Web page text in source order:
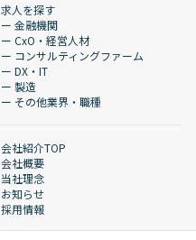
求人を探す
ー 金融機関
ー CxO・経営人材
ー コンサルティングファーム
ー DX・IT
ー 製造
ー その他業界・職種
会社紹介TOP
会社概要
当社理念
お知らせ
採用情報